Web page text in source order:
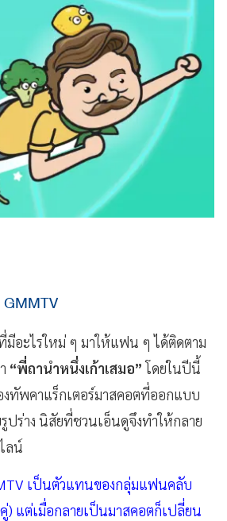
มีอะไรใหม่ ๆ มาให้แฟน ๆ ได้ติดตาม
“พี่ถานำหนึ่งเก้าเสมอ”โดยในปีนี้
ทัพคาแร็กเตอร์มาสคอตที่ออกแบบ
ปร่าง นิสัยที่ชวนเอ็นดูจึงทำให้กลาย
ลน์
เป็นตัวแทนของกลุ่มแฟนคลับ
แต่เมื่อกลายเป็นมาสคอตก็เปลี่ยน